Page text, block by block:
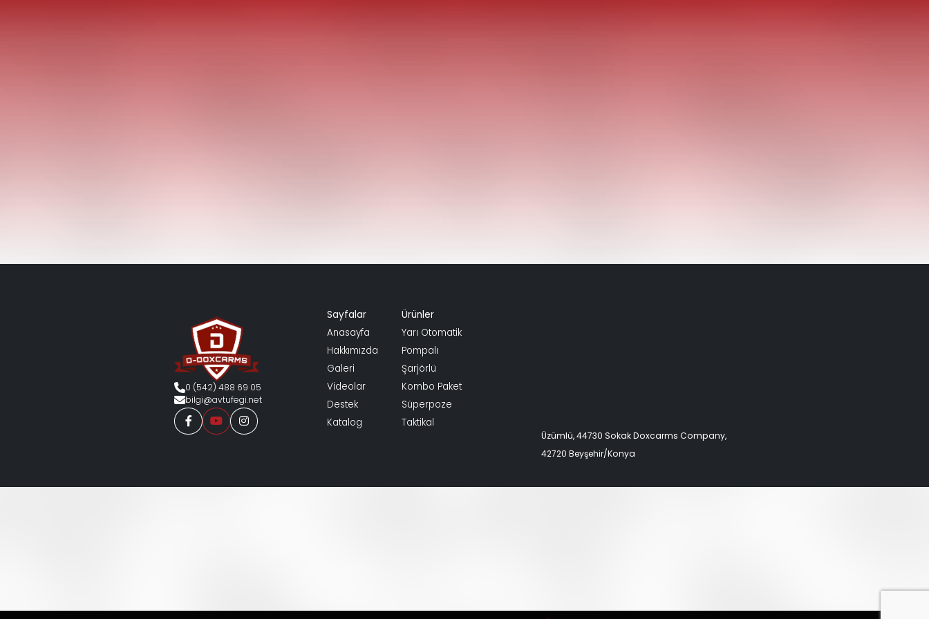
0 (542) 488 69 05
bilgi@avtufegi.net
Sayfalar
Anasayfa
Hakkımızda
Galeri
Videolar
Destek
Katalog
Ürünler
Yarı Otomatik
Pompalı
Şarjörlü
Kombo Paket
Süperpoze
Taktikal
Üzümlü, 44730 Sokak Doxcarms Company,
42720 Beyşehir/Konya